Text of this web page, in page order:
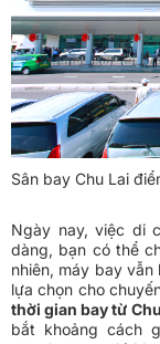
Sân bay Chu Lai
Ngày nay, việc di
dàng, bạn có thể
nhiên, máy bay
lựa chọn cho
thời gian bay từ
bắt khoảng cách